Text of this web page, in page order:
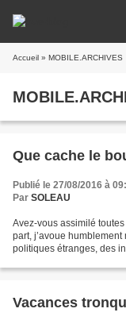
Accueil » MOBILE.ARCHIVES
Que cache le
Publié le 27/08/2016 à
Par SOLEAU
Avez-vous assimilé
part, j’avoue
politiques étranges, des
Vacances